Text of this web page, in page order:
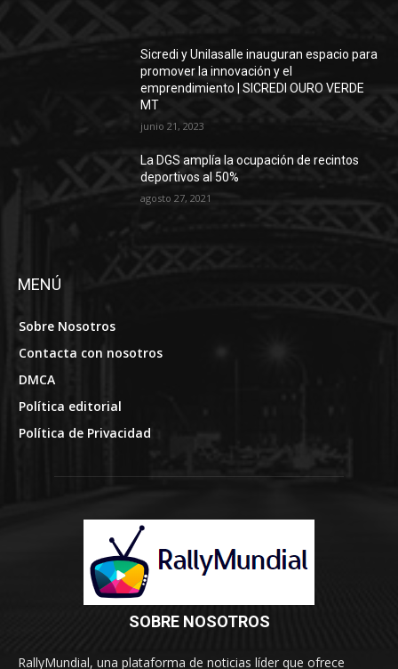
Sicredi y Unilasalle inauguran espacio para
promover la innovación y el
emprendimiento | SICREDI OURO VERDE
MT
junio 21, 2023
La DGS amplía la ocupación de recintos
deportivos al 50%
agosto 27, 2021
MENÚ
Sobre Nosotros
Contacta con nosotros
DMCA
Política editorial
Política de Privacidad
SOBRE NOSOTROS
RallyMundial, una plataforma de noticias líder que ofrece